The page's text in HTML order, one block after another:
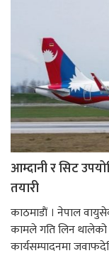
आम्दानी र सिट
तयारी
काठमाडाैं । नेपाल
कामले गति लिन
कार्यसम्पादनमा